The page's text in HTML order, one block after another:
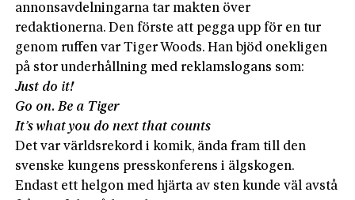
annonsavdelningarna tar makten över
redaktionerna. Den förste att pegga upp för en tur
genom ruffen var Tiger Woods. Han bjöd onekligen
på stor underhållning med reklamslogans som:
Just do it!
Go on. Be a Tiger
It’s what you do next that counts
Det var världsrekord i komik, ända fram till den
svenske kungens presskonferens i älgskogen.
Endast ett helgon med hjärta av sten kunde väl avstå